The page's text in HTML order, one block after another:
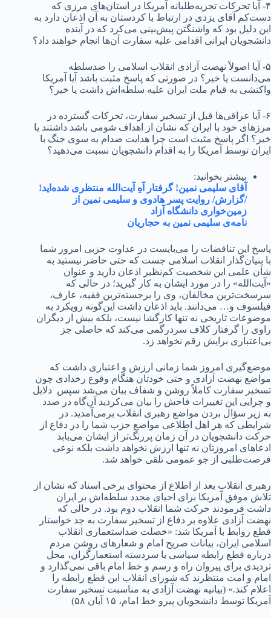
۴- آیا تحرکات تجزیه‌طلبانه آمریکا در استان‌های مرزی که
دست‌کم آقای یزدی در ارتباط با کردستان به آن اذعان دارد به
این دلیل بود که واشنگتن پیش‌بینی می‌کرد که در آینده
دانشجویان ایرانی اقدامی علیه سفارت آن‌ها انجام خواهند داد؟
۵- آیا اصولاً نهضت آزادی انقلاب اسلامی را ضدسلطه
می‌دانست یا خیر؟ در صورتی که پاسخ مثبت باشد آیا آمریکا
واکنشی به قیام ملت ایران علیه سلطه‌اش داشت یا خیر؟
۶- آیا عراقی‌ها قبل از تسخیر سفارت، تحرکات گسترده در
مرزهای خود با ایران که نشان از اهداف شومی باشد داشتند یا
خیر؟ اگر پاسخ مثبت است چرا هدایت صدام به سوی جنگ با
ایران توسط آمریکا را به اقدام دانشجویان نسبت می‌دهید؟
بیشتر بخوانید:
آقای سلیمی نمین! گرفتار آهِ آیت‌الله منتظری شده‌اید!
/گزارش/ روایت پسر هادوی و سلیمی نمین از
زمین‌خواری دانشگاه آزاد
نامه‌ی سلیمی نمین به حجاریان
پاسخ این تناقضات را می‌بایست در عداوت حزبی امروز شما
با بنیان‌گذار انقلاب اسلامی جست که حتی حاضر نیستید به
شأن علمی این شخصیت کم‌نظیر اذعان دارید و عنوان
«آیت‌الله» را در مورد ایشان به کار گیرید؛ در حالی که
سرسخت‌ترین مخالفان، وی را برجسته‌ترین فقیه، عارف،
فیلسوف و… می‌دانند. باید اذعان داشت این‌گونه رویکرد به
موضوعات تاریخی نه تنها کارگشا نیست، بلکه بیش از دیگران
راوی را گرفتار کلاف سردرگمی می‌کند که حاصلی جز
بی‌اعتباری برایش رقم نخواهد زد.
موضع‌گیری امروز شما زمانی ارزش و اعتباری داشت که
مواضع نهضت آزادی و حتی خودتان هنگام وقوع رخدادی چون
تسخیر سفارت کاملاً روشن و شفاف بیان می‌شد سپس دلایل
و چرایی این تغییرات فاحش را بیان می‌کردید آن‌گاه در صدد
به زیر سؤال بردن مواضع رهبری انقلاب برمی‌آمدید. در
شرایطی که هر اهل اطلاعی مواضع حزب شما را در دفاع از
حرکت دانشجویان در آن زمان پررنگ‌تر از ایشان می‌یابد
ادعاهای امروز‌تان نه تنها ارزش نخواهد داشت بلکه نوعی
فرصت‌طلبی از جو عمومی تلقی خواهد شد.
رهبری انقلاب بعد از اطلاع از محتوای برخی اسناد که نشان از
تلاش موفق آمریکا برای احیای مجدد سلطه‌اش بر ایران
داشت فرمودند حرکت شما انقلاب دوم بود. در حالی که
نهضت آزادی علاوه بر دفاع از تسخیر سفارت به جد خواستار
قطع روابط با آمریکا شد: «خصلت ضداستعماری انقلاب
اسلامی ایران، بیانات صریح امام و شعارهای روشن مردم
درباره قطع رابطه سیاسی با سردسته استعمارگران، محل
تردیدی برای پیروان راه و رسم و خط امام باقی نمی‌گذارد و
امام و امت منتظرند که شورای انقلاب این قطع رابطه را
اعلام کند.» (بیانیه نهضت آزادی به مناسبت تسخیر سفارت
آمریکا توسط دانشجویان پیرو خط امام، ۱۵ آبان ۵۸)